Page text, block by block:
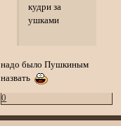
кудри за
ушками
надо было Пушкиным
назвать
0